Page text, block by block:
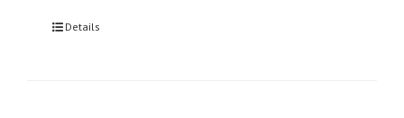
Details